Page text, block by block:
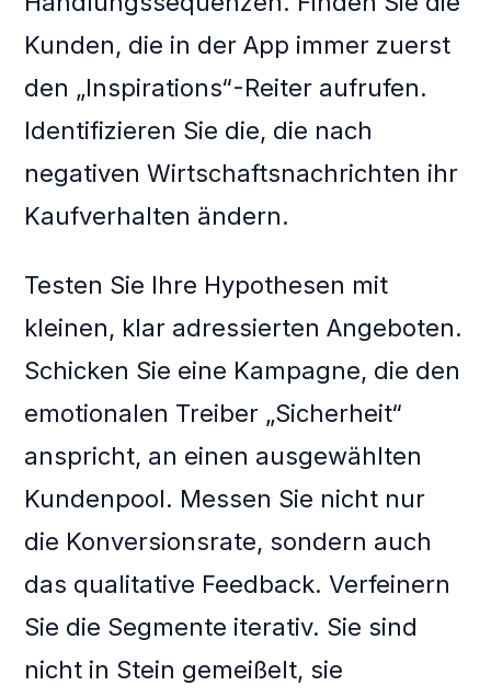
Kunden, die in der App immer zuerst
den „Inspirations“-Reiter aufrufen.
Identifizieren Sie die, die nach
negativen Wirtschaftsnachrichten ihr
Kaufverhalten ändern.
Testen Sie Ihre Hypothesen mit
kleinen, klar adressierten Angeboten.
Schicken Sie eine Kampagne, die den
emotionalen Treiber „Sicherheit“
anspricht, an einen ausgewählten
Kundenpool. Messen Sie nicht nur
die Konversionsrate, sondern auch
das qualitative Feedback. Verfeinern
Sie die Segmente iterativ. Sie sind
nicht in Stein gemeißelt, sie